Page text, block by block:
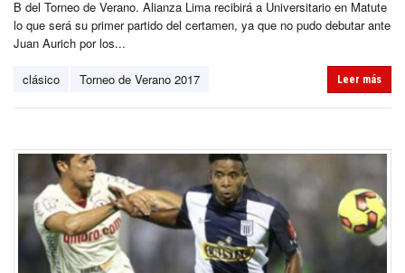
B del Torneo de Verano. Alianza Lima recibirá a Universitario en Matute
lo que será su primer partido del certamen, ya que no pudo debutar ante
Juan Aurich por los...
clásico Torneo de Verano 2017 Leer más